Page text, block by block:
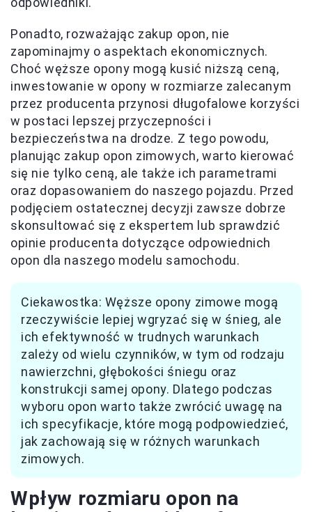
Ponadto, rozważając zakup opon, nie
zapominajmy o aspektach ekonomicznych.
Choć węższe opony mogą kusić niższą ceną,
inwestowanie w opony w rozmiarze zalecanym
przez producenta przynosi długofalowe korzyści
w postaci lepszej przyczepności i
bezpieczeństwa na drodze. Z tego powodu,
planując zakup opon zimowych, warto kierować
się nie tylko ceną, ale także ich parametrami
oraz dopasowaniem do naszego pojazdu. Przed
podjęciem ostatecznej decyzji zawsze dobrze
skonsultować się z ekspertem lub sprawdzić
opinie producenta dotyczące odpowiednich
opon dla naszego modelu samochodu.
Ciekawostka: Węższe opony zimowe mogą
rzeczywiście lepiej wgryzać się w śnieg, ale
ich efektywność w trudnych warunkach
zależy od wielu czynników, w tym od rodzaju
nawierzchni, głębokości śniegu oraz
konstrukcji samej opony. Dlatego podczas
wyboru opon warto także zwrócić uwagę na
ich specyfikacje, które mogą podpowiedzieć,
jak zachowają się w różnych warunkach
zimowych.
Wpływ rozmiaru opon na